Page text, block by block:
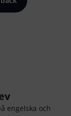
engelska och